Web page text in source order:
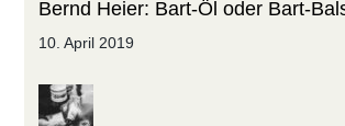
Bernd Heier: Bart-Öl oder Bart-
10. April 2019